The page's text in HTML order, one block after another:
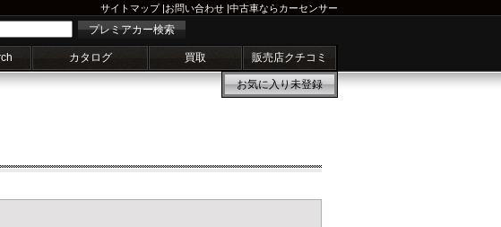
サイトマップ|お問い合わせ |中古車ならカーセンサー
プレミアカー検索
カタログ 買取 販売店クチコミ
お気に入り未登録